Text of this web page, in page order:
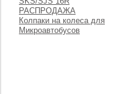
РАСПРОДАЖА
Колпаки на колеса для
Микроавтобусов